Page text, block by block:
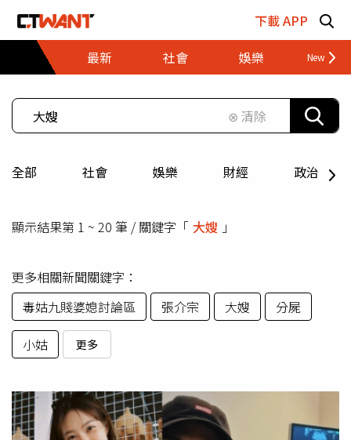
下載 APP
最新
社會 娛樂 財經
⊗ 清除
全部 社會 娛樂 財經 政治
顯示結果第 1 ~ 20 筆 / 關鍵字「 大嫂 」
更多相關新聞關鍵字：
毒姑九賤婆媳討論區
張介宗 大嫂
分屍
小姑
更多